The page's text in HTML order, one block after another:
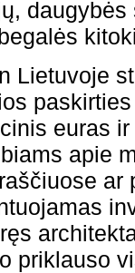
Lietuvoje
euras
apie
ar
priklauso